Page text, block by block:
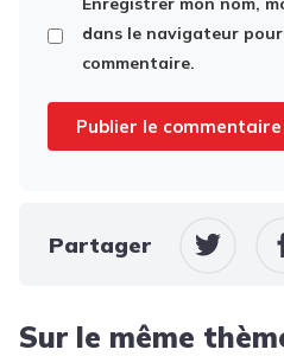
dans le navigateur
commentaire.
Partager
Sur le même